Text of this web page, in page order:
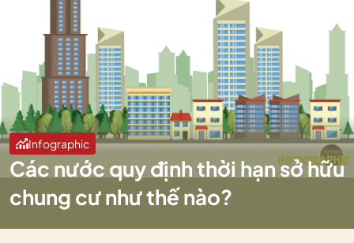
Infographic
Các nước quy định thời hạn sở hữu
chung cư như thế nào?